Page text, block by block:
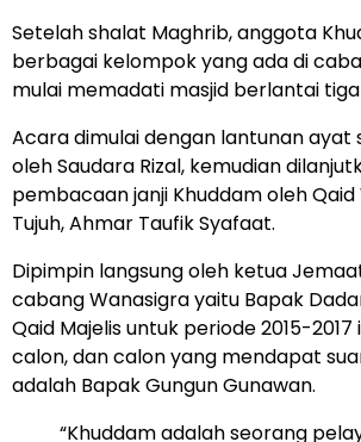
Setelah shalat Maghrib, anggota
berbagai kelompok yang ada di
mulai memadati masjid berlantai tiga
Acara dimulai dengan lantunan ayat
oleh Saudara Rizal, kemudian
pembacaan janji Khuddam oleh
Tujuh, Ahmar Taufik Syafaat.
Dipimpin langsung oleh ketua
cabang Wanasigra yaitu Bapak
Qaid Majelis untuk periode 2015-
calon, dan calon yang mendapat
adalah Bapak Gungun Gunawan.
“Khuddam adalah seorang